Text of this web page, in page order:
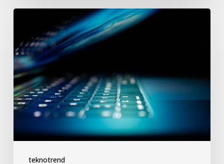
teknotrend
Dünyasının
Teknoloji
ile
İmtihanı